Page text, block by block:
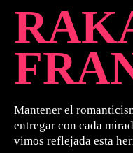
Mantener el
entregar con cada
vimos reflejada esta